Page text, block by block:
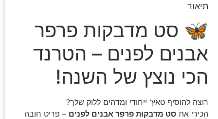
תיאור
🦋 סט מדבקות פרפר
אבנים לפנים – הטרנד
הכי נוצץ של השנה!
רוצה להוסיף טאץ' ייחודי ומדהים ללוק שלך?
הכירי את סט מדבקות פרפר אבנים לפנים – פריט חובה